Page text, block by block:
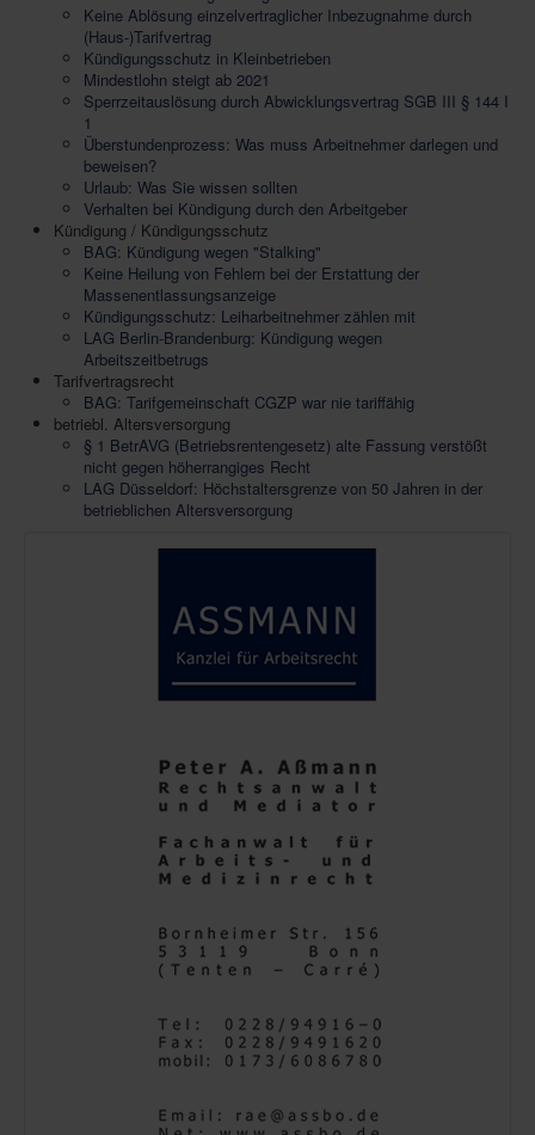
Keine Ablösung einzelvertraglicher Inbezugnahme durch
(Haus-)Tarifvertrag
Kündigungsschutz in Kleinbetrieben
Mindestlohn steigt ab 2021
Sperrzeitauslösung durch Abwicklungsvertrag SGB III § 144 I
1
Überstundenprozess: Was muss Arbeitnehmer darlegen und
beweisen?
Urlaub: Was Sie wissen sollten
Verhalten bei Kündigung durch den Arbeitgeber
Kündigung / Kündigungsschutz
BAG: Kündigung wegen "Stalking"
Keine Heilung von Fehlern bei der Erstattung der
Massenentlassungsanzeige
Kündigungsschutz: Leiharbeitnehmer zählen mit
LAG Berlin-Brandenburg: Kündigung wegen
Arbeitszeitbetrugs
Tarifvertragsrecht
BAG: Tarifgemeinschaft CGZP war nie tariffähig
betriebl. Altersversorgung
§ 1 BetrAVG (Betriebsrentengesetz) alte Fassung verstößt
nicht gegen höherrangiges Recht
LAG Düsseldorf: Höchstaltersgrenze von 50 Jahren in der
betrieblichen Altersversorgung